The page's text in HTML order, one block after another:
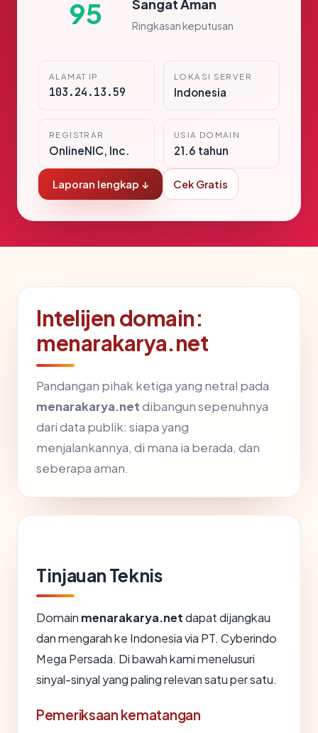
95 Sangat Aman
Ringkasan keputusan
ALAMAT IP
103.24.13.59
LOKASI SERVER
Indonesia
REGISTRAR
OnlineNIC, Inc.
USIA DOMAIN
21.6 tahun
Laporan lengkap ↓ Cek Gratis
Intelijen domain:
menarakarya.net
Pandangan pihak ketiga yang netral pada
menarakarya.netdibangun sepenuhnya
dari data publik: siapa yang
menjalankannya, di mana ia berada, dan
seberapa aman.
Tinjauan Teknis
Domain menarakarya.netdapat dijangkau
dan mengarah ke Indonesia via PT. Cyberindo
Mega Persada. Di bawah kami menelusuri
sinyal-sinyal yang paling relevan satu per satu.
Pemeriksaan kematangan